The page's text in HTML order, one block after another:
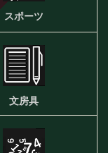
スポーツ
文房具